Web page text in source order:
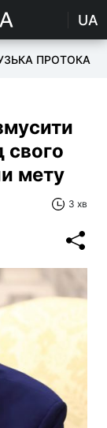
UA
ПРОТОКА
свого
мету
3 хв